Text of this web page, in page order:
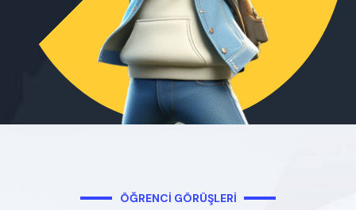
ÖĞRENCI GÖRÜŞLERI